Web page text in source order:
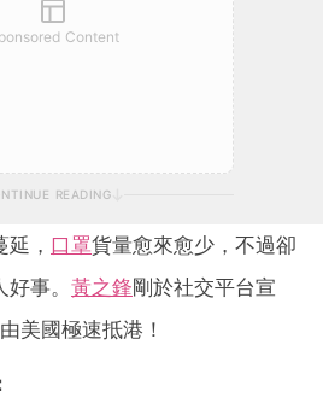
Content
READING
， 口罩貨量愈來愈少，不過卻
事。 黃之鋒剛於社交平台宣
美國極速抵港！